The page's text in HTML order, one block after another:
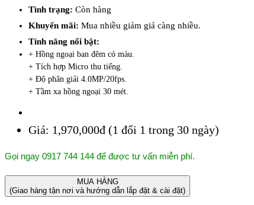
Tình trạng: Còn hàng
Khuyến mãi: Mua nhiều giảm giá càng nhiều.
Tính năng nổi bật:
+ Hồng ngoại ban đêm có màu.
+ Tích hợp Micro thu tiếng.
+ Độ phân giải 4.0MP/20fps.
+ Tầm xa hồng ngoại 30 mét.
Giá: 1,970,000đ (1 đổi 1 trong 30 ngày)
Gọi ngay 0917 744 144 để được tư vấn miễn phí.
MUA HÀNG
(Giao hàng tận nơi và hướng dẫn lắp đặt & cài đặt)